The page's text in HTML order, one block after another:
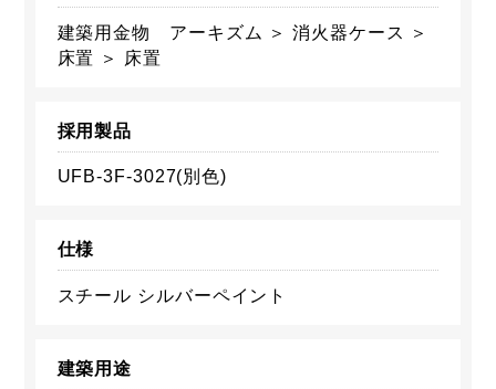
建築用金物 アーキズム ＞ 消火器ケース ＞
床置 ＞ 床置
採用製品
UFB-3F-3027(別色)
仕様
スチール シルバーペイント
建築用途